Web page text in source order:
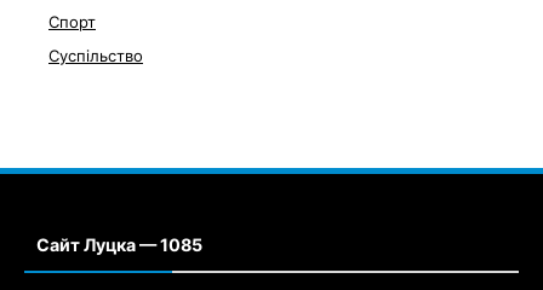
Спорт
Суспільство
Сайт Луцка — 1085